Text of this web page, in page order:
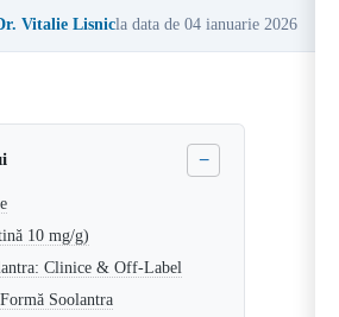
Vitalie Lisnicla data de 04 ianuarie 2026
−
10 mg/g)
Clinice & Off-Label
Soolantra